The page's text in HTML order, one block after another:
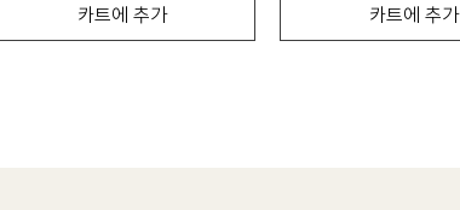
카트에 추가 카트에 추가